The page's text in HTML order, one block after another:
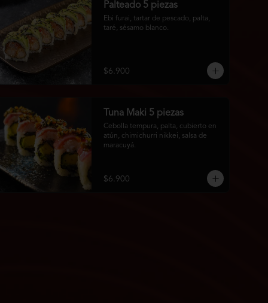
Palteado 5 piezas
Ebi furai, tartar de pescado, palta,
taré, sésamo blanco.
$6.900
Tuna Maki 5 piezas
Cebolla tempura, palta, cubierto en
atún, chimichurri nikkei, salsa de
maracuyá.
$6.900